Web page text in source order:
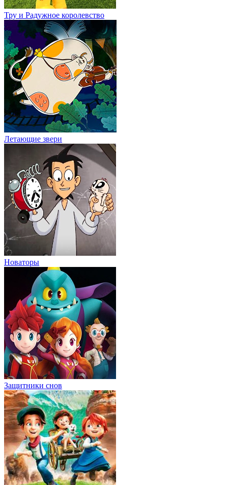
Тру и Радужное королевство
Летающие звери
Новаторы
Защитники снов